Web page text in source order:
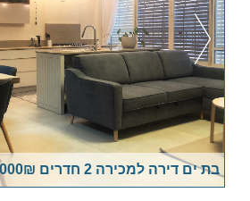
בת ים דירה למכירה 2 חדרים 1,360,000₪